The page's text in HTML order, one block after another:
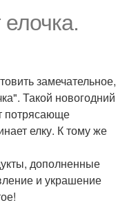
замечательное,
Такой новогодний
потрясающе
елку. К тому же
дополненные
и украшение